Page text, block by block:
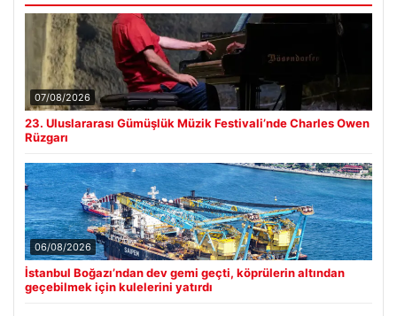
07/08/2026
23. Uluslararası Gümüşlük Müzik Festivali’nde Charles Owen
Rüzgarı
06/08/2026
İstanbul Boğazı’ndan dev gemi geçti, köprülerin altından
geçebilmek için kulelerini yatırdı